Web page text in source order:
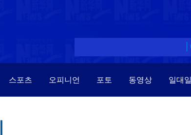
스포츠 오피니언 포토 동영상 일대